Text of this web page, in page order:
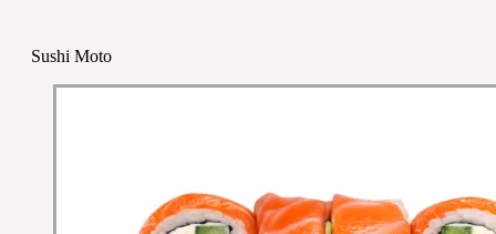
Sushi Moto